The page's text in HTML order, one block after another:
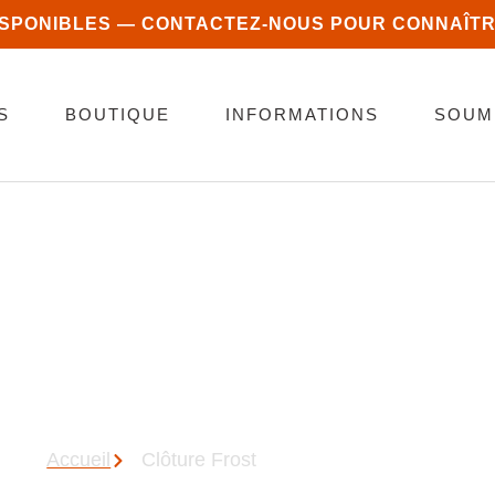
— CONTACTEZ-NOUS POUR
BOUTIQUE INFORMATIONS
Accueil Clôture Frost